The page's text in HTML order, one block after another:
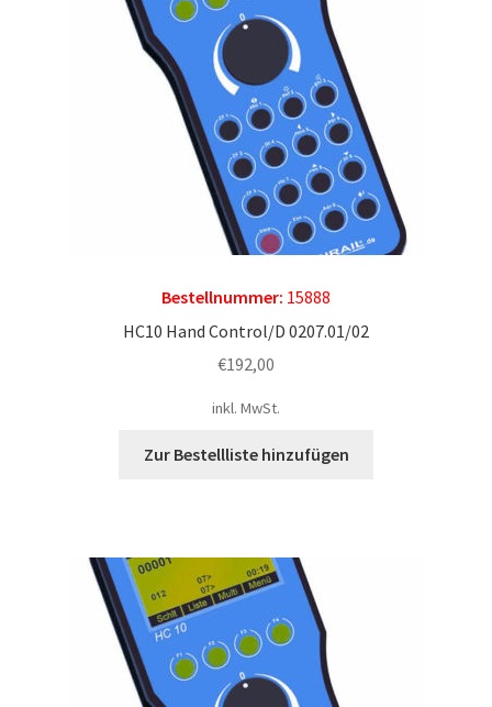
Bestellnummer: 15888
HC10 Hand Control/D 0207.01/02
€192,00
inkl. MwSt.
Zur Bestellliste hinzufügen